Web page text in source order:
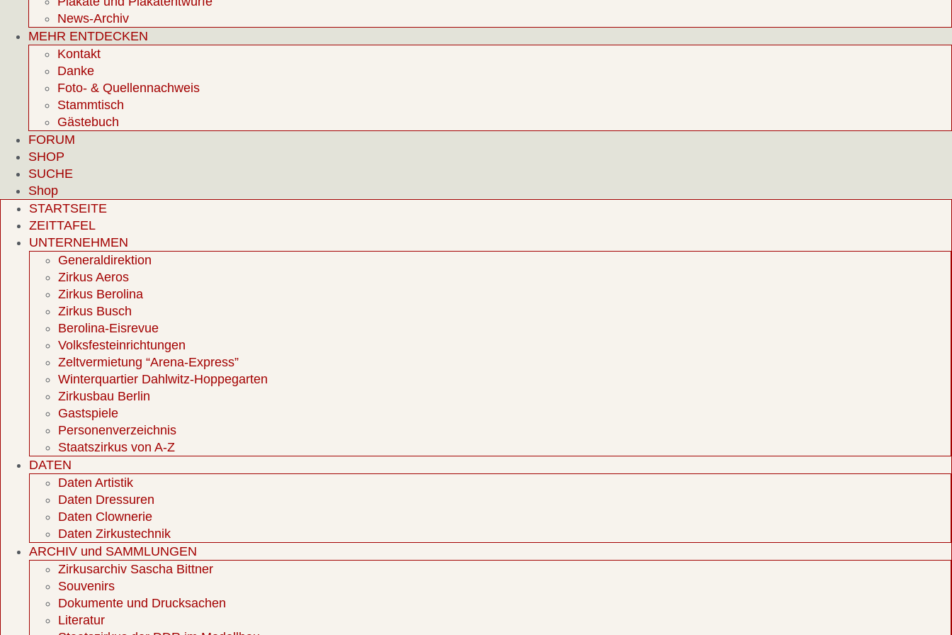
News-Archiv
MEHR ENTDECKEN
Kontakt
Danke
Foto- & Quellennachweis
Stammtisch
Gästebuch
FORUM
SHOP
SUCHE
Shop
STARTSEITE
ZEITTAFEL
UNTERNEHMEN
Generaldirektion
Zirkus Aeros
Zirkus Berolina
Zirkus Busch
Berolina-Eisrevue
Volksfesteinrichtungen
Zeltvermietung “Arena-Express”
Winterquartier Dahlwitz-Hoppegarten
Zirkusbau Berlin
Gastspiele
Personenverzeichnis
Staatszirkus von A-Z
DATEN
Daten Artistik
Daten Dressuren
Daten Clownerie
Daten Zirkustechnik
ARCHIV und SAMMLUNGEN
Zirkusarchiv Sascha Bittner
Souvenirs
Dokumente und Drucksachen
Literatur